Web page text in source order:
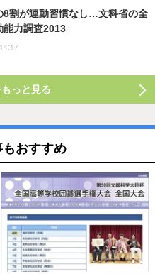
8割が運動習慣なし…文科省の全
能力調査2013
っと見る
おすすめ